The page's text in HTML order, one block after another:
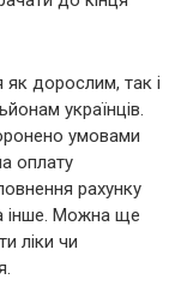
як дорослим, так і
українців.
умовами
оплату
рахунку
інше. Можна ще
ліки чи